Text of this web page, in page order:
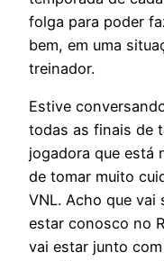
folga para poder
bem, em uma
treinador.
Estive
todas as finais de
jogadora que está
de tomar muito
VNL. Acho que vai
estar conosco no
vai estar junto